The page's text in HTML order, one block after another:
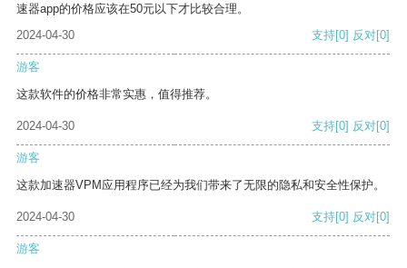
速器app的价格应该在50元以下才比较合理。
2024-04-30
支持[0] 反对[0]
游客
这款软件的价格非常实惠，值得推荐。
2024-04-30 支持[0] 反对[0]
游客
这款加速器VPM应用程序已经为我们带来了无限的隐私和安全性保护。
2024-04-30 支持[0] 反对[0]
游客